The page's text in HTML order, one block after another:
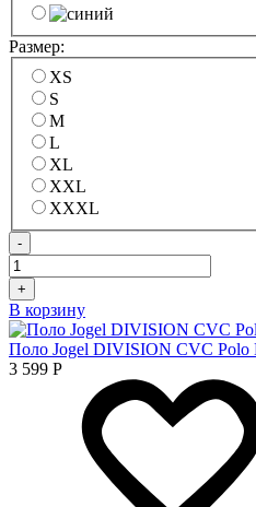
Размер:
XS
S
M
L
XL
XXL
XXXL
-
+
В корзину
Поло Jogel DIVISION CVC Polo
3 599 Р